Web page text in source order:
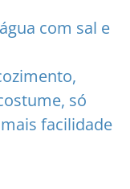
com sal e
só
facilidade